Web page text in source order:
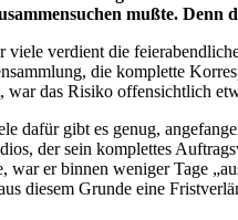
mußte.
verdient die
die komplette
war das Risiko offensichtlich
gibt es genug,
der sein komplettes
er binnen weniger Tage
diesem Grunde eine